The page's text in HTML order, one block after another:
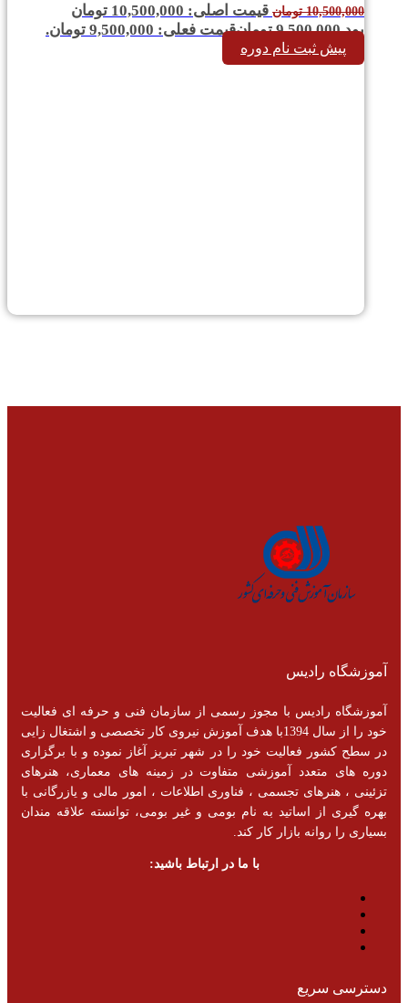
10,500,000 تومان
قیمت اصلی: 10,500,000 تومان
بود.9,500,000 تومانقیمت فعلی: 9,500,000 تومان.
پیش ثبت نام دوره
آموزشگاه رادیس
آموزشگاه رادیس با مجوز رسمی از سازمان فنی و حرفه ای فعالیت
خود را از سال 1394با هدف آموزش نیروی کار تخصصی و اشتغال زایی
در سطح کشور فعالیت خود را در شهر تبریز آغاز نموده و با برگزاری
دوره های متعدد آموزشی متفاوت در زمینه های معماری، هنرهای
تزئینی ، هنرهای تجسمی ، فناوری اطلاعات ، امور مالی و یازرگانی با
بهره گیری از اساتید به نام بومی و غیر بومی، توانسته علاقه مندان
بسیاری را روانه بازار کار کند.
با ما در ارتباط باشید:
دسترسی سریع